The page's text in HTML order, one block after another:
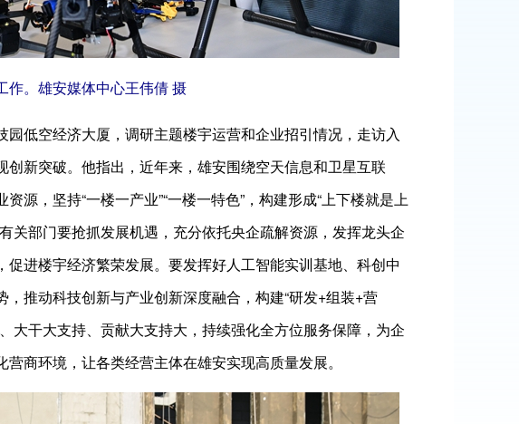
。雄安媒体中心王伟倩 摄
低空经济大厦，调研主题楼宇运营和企业招引情况，走访入
新突破。他指出，近年来，雄安围绕空天信息和卫星互联
源，坚持“一楼一产业”“一楼一特色”，构建形成“上下楼就是上
关部门要抢抓发展机遇，充分依托央企疏解资源，发挥龙头企
进楼宇经济繁荣发展。要发挥好人工智能实训基地、科创中
推动科技创新与产业创新深度融合，构建“研发+组装+营
大干大支持、贡献大支持大，持续强化全方位服务保障，为企
商环境，让各类经营主体在雄安实现高质量发展。